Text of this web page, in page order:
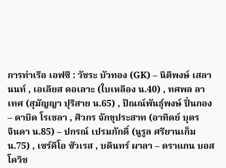
การท่าเรือ เอฟซี : วัชระ บัวทอง (GK) – นิติพงษ์ เสลา
นนท์ , เอเลียส ดอเลาะ (ใบเหลือง น.40) , ทศพล ลา
เทศ (สุมัญญา ปุริสาย น.65) , ปัณณ์พันธุ์พงษ์ ปิ่นกอง
– ดาบิด โรเชลา , ศิวกร จักขุประสาท (อาทิตย์ บุตร
จินดา น.85) – ปกรณ์ เปรมภักดิ์ (นูรูล ศรียานเก็ม
น.75) , เซร์คิโอ ซัวเรส , บดินทร์ ผาลา – ดราแกน บอส
โควิช